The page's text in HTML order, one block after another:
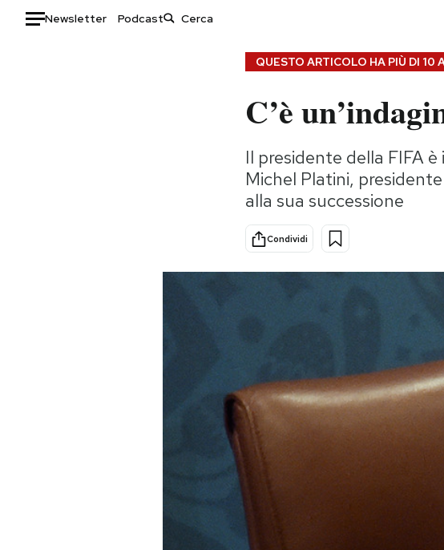
Newsletter Podcast
Consumismi
Storie/Idee
Ok Boomer!
Europa
Altrecose
QUESTO ARTICOLO HA PIÙ DI 10
C’è
Il presidente della FIFA
Michel Platini,
alla sua successione
Condividi